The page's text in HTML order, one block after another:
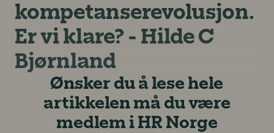
kompetanserevolusjon.
Er vi klare? - Hilde C
Bjørnland
Ønsker du å lese hele
artikkelen må du være
medlem i HR Norge